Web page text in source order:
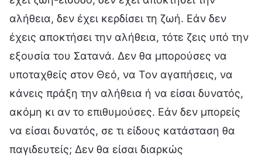
αλήθεια, δεν έχει κερδίσει τη ζωή. Εάν δεν
έχεις αποκτήσει την αλήθεια, τότε ζεις υπό την
εξουσία του Σατανά. Δεν θα μπορούσες να
υποταχθείς στον Θεό, να Τον αγαπήσεις, να
κάνεις πράξη την αλήθεια ή να είσαι δυνατός,
ακόμη κι αν το επιθυμούσες. Εάν δεν μπορείς
να είσαι δυνατός, σε τι είδους κατάσταση θα
παγιδευτείς; Δεν θα είσαι διαρκώς